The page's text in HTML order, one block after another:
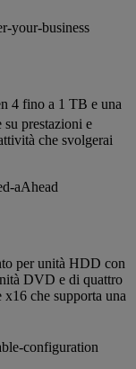
4 fino a 1 TB e una
su prestazioni e
che svolgerai
per unità HDD con
DVD e di quattro
che supporta una